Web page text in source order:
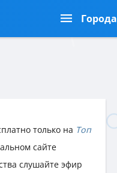
Города
только на Топ
сайте
слушайте эфир